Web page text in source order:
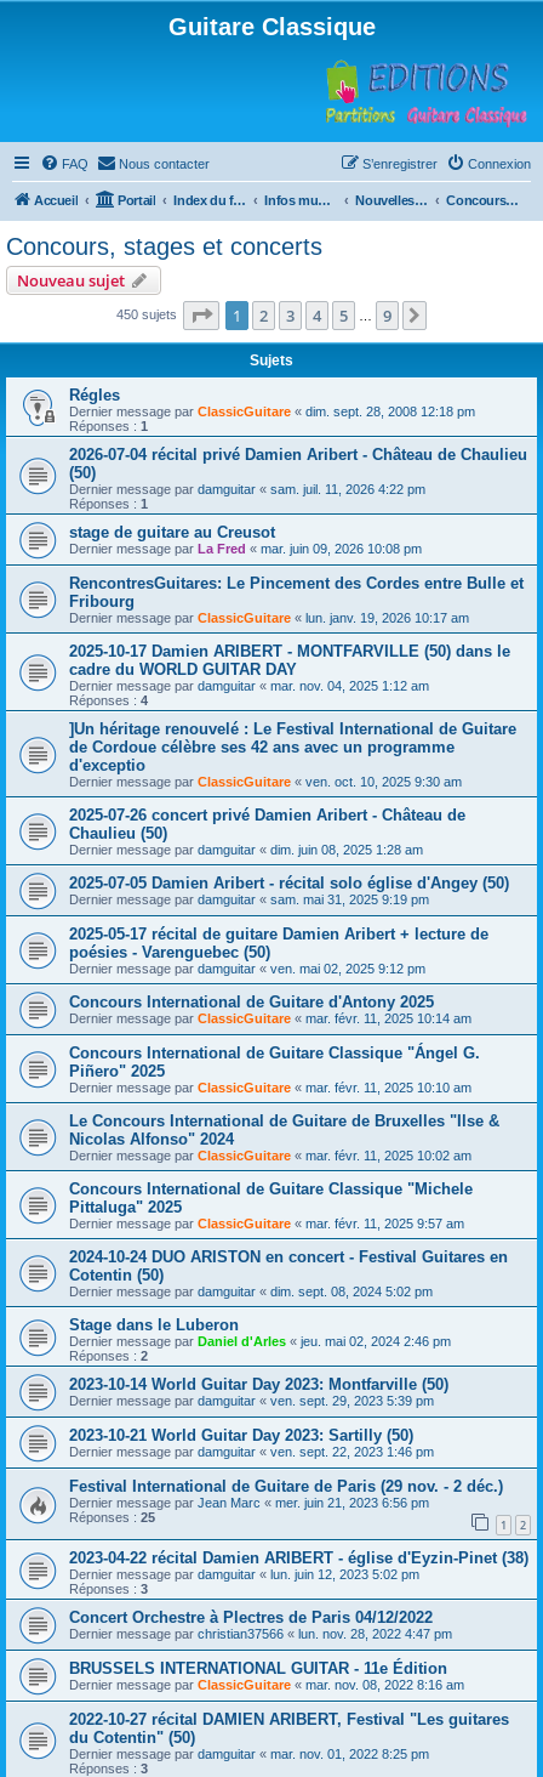
Guitare Classique
FAQ Nous contacter Connexion
S’enregistrer
Accueil Portail Index du forum Infos musicales Nouvelles de toutes sortes, concerts, partitions… Concours, stages et concerts
Concours, stages et concerts
Nouveau sujet
450 sujets Page 1sur9
1 2 3 4 5 9
Sujets
Régles
Dernier message par ClassicGuitare « dim. sept. 28, 2008 12:18 pm
Réponses : 1
2026-07-04 récital privé Damien Aribert - Château de Chaulieu
(50)
Dernier message par damguitar « sam. juil. 11, 2026 4:22 pm
Réponses : 1
stage de guitare au Creusot
Dernier message par La Fred « mar. juin 09, 2026 10:08 pm
RencontresGuitares: Le Pincement des Cordes entre Bulle et
Fribourg
Dernier message par ClassicGuitare « lun. janv. 19, 2026 10:17 am
2025-10-17 Damien ARIBERT - MONTFARVILLE (50) dans le
cadre du WORLD GUITAR DAY
Dernier message par damguitar « mar. nov. 04, 2025 1:12 am
Réponses : 4
]Un héritage renouvelé : Le Festival International de Guitare
de Cordoue célèbre ses 42 ans avec un programme
d'exceptio
Dernier message par ClassicGuitare « ven. oct. 10, 2025 9:30 am
2025-07-26 concert privé Damien Aribert - Château de
Chaulieu (50)
Dernier message par damguitar « dim. juin 08, 2025 1:28 am
2025-07-05 Damien Aribert - récital solo église d'Angey (50)
Dernier message par damguitar « sam. mai 31, 2025 9:19 pm
2025-05-17 récital de guitare Damien Aribert + lecture de
poésies - Varenguebec (50)
Dernier message par damguitar « ven. mai 02, 2025 9:12 pm
Concours International de Guitare d'Antony 2025
Dernier message par ClassicGuitare « mar. févr. 11, 2025 10:14 am
Concours International de Guitare Classique "Ángel G.
Piñero" 2025
Dernier message par ClassicGuitare « mar. févr. 11, 2025 10:10 am
Le Concours International de Guitare de Bruxelles "Ilse &
Nicolas Alfonso" 2024
Dernier message par ClassicGuitare « mar. févr. 11, 2025 10:02 am
Concours International de Guitare Classique "Michele
Pittaluga" 2025
Dernier message par ClassicGuitare « mar. févr. 11, 2025 9:57 am
2024-10-24 DUO ARISTON en concert - Festival Guitares en
Cotentin (50)
Dernier message par damguitar « dim. sept. 08, 2024 5:02 pm
Stage dans le Luberon
Dernier message par Daniel d'Arles « jeu. mai 02, 2024 2:46 pm
Réponses : 2
2023-10-14 World Guitar Day 2023: Montfarville (50)
Dernier message par damguitar « ven. sept. 29, 2023 5:39 pm
2023-10-21 World Guitar Day 2023: Sartilly (50)
Dernier message par damguitar « ven. sept. 22, 2023 1:46 pm
Festival International de Guitare de Paris (29 nov. - 2 déc.)
Dernier message par Jean Marc « mer. juin 21, 2023 6:56 pm
Réponses : 25 1 2
2023-04-22 récital Damien ARIBERT - église d'Eyzin-Pinet (38)
Dernier message par damguitar « lun. juin 12, 2023 5:02 pm
Réponses : 3
Concert Orchestre à Plectres de Paris 04/12/2022
Dernier message par christian37566 « lun. nov. 28, 2022 4:47 pm
BRUSSELS INTERNATIONAL GUITAR - 11e Édition
Dernier message par ClassicGuitare « mar. nov. 08, 2022 8:16 am
2022-10-27 récital DAMIEN ARIBERT, Festival "Les guitares
du Cotentin" (50)
Dernier message par damguitar « mar. nov. 01, 2022 8:25 pm
Réponses : 3